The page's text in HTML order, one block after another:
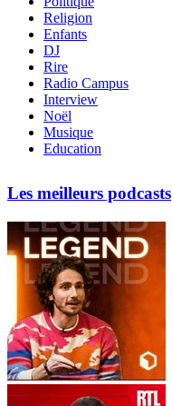
Religion
Enfants
DJ
Rire
Radio Campus
Interview
Noël
Musique
Education
Les meilleurs podcasts